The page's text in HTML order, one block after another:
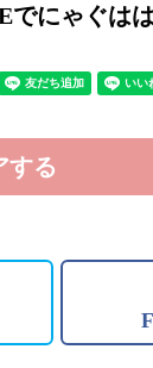
でにゃぐは
する